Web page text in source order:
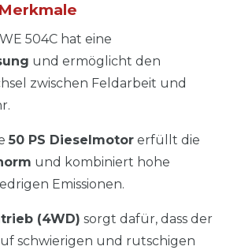
504C hat eine
und ermöglicht den
zwischen Feldarbeit und
50 PS Dieselmotor erfüllt die
und kombiniert hohe
Emissionen.
(4WD) sorgt dafür, dass der
schwierigen und rutschigen